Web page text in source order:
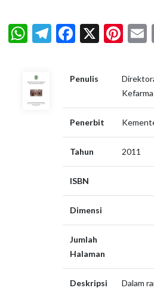
WhatsApp
Telegram
Facebook
X
Penulis
Penerbit
Tahun 2011
ISBN
Dimensi
Jumlah
Halaman
Deskripsi
Dalam